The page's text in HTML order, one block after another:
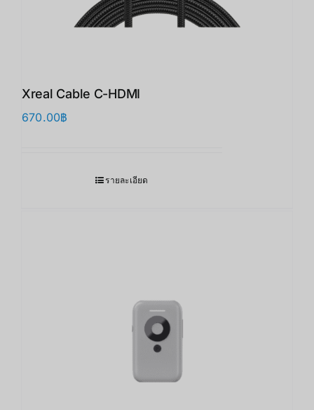
Xreal Cable C-HDMI
670.00฿
รายละเอียด